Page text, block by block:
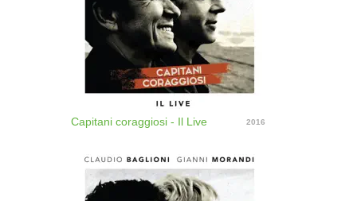
Capitani coraggiosi - Il Live 2016